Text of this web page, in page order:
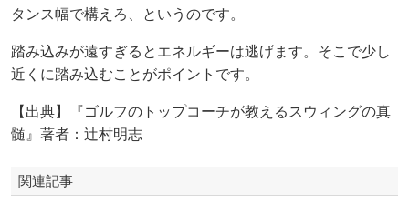
タンス幅で構えろ、というのです。
踏み込みが遠すぎるとエネルギーは逃げます。そこで少し
近くに踏み込むことがポイントです。
【出典】『ゴルフのトップコーチが教えるスウィングの真
髄』著者：辻村明志
関連記事